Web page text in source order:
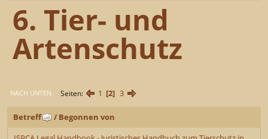
6. Tier- und
Artenschutz
NACH UNTEN Seiten 1 2 3
Betreff / Begonnen von